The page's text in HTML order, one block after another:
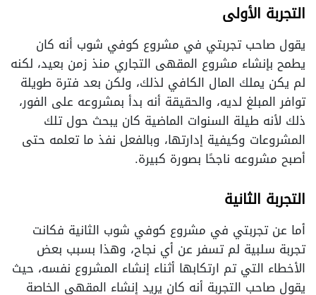
التجربة الأولى
يقول صاحب تجربتي في مشروع كوفي شوب أنه كان
يطمح بإنشاء مشروع المقهى التجاري منذ زمن بعيد، لكنه
لم يكن يملك المال الكافي لذلك، ولكن بعد فترة طويلة
توافر المبلغ لديه، والحقيقة أنه بدأ بمشروعه على الفور،
ذلك لأنه طيلة السنوات الماضية كان يبحث حول تلك
المشروعات وكيفية إدارتها، وبالفعل نفذ ما تعلمه حتى
أصبح مشروعه ناجحًا بصورة كبيرة.
التجربة الثانية
أما عن تجربتي في مشروع كوفي شوب الثانية فكانت
تجربة سلبية لم تسفر عن أي نجاح، وهذا بسبب بعض
الأخطاء التي تم ارتكابها أثناء إنشاء المشروع نفسه، حيث
يقول صاحب التجربة أنه كان يريد إنشاء المقهى الخاصة